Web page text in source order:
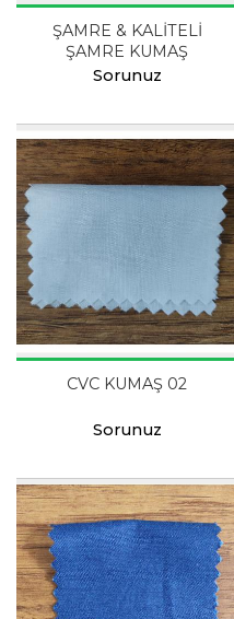
ŞAMRE & KALİTELİ
ŞAMRE KUMAŞ
Sorunuz
CVC KUMAŞ 02
Sorunuz